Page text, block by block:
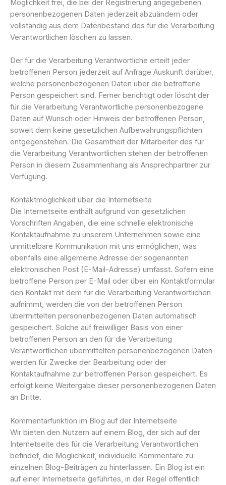
Möglichkeit frei, die bei der Registrierung angegebenen
personenbezogenen Daten jederzeit abzuändern oder
vollständig aus dem Datenbestand des für die Verarbeitung
Verantwortlichen löschen zu lassen.
Der für die Verarbeitung Verantwortliche erteilt jeder
betroffenen Person jederzeit auf Anfrage Auskunft darüber,
welche personenbezogenen Daten über die betroffene
Person gespeichert sind. Ferner berichtigt oder löscht der
für die Verarbeitung Verantwortliche personenbezogene
Daten auf Wunsch oder Hinweis der betroffenen Person,
soweit dem keine gesetzlichen Aufbewahrungspflichten
entgegenstehen. Die Gesamtheit der Mitarbeiter des für
die Verarbeitung Verantwortlichen stehen der betroffenen
Person in diesem Zusammenhang als Ansprechpartner zur
Verfügung.
Kontaktmöglichkeit über die Internetseite
Die Internetseite enthält aufgrund von gesetzlichen
Vorschriften Angaben, die eine schnelle elektronische
Kontaktaufnahme zu unserem Unternehmen sowie eine
unmittelbare Kommunikation mit uns ermöglichen, was
ebenfalls eine allgemeine Adresse der sogenannten
elektronischen Post (E-Mail-Adresse) umfasst. Sofern eine
betroffene Person per E-Mail oder über ein Kontaktformular
den Kontakt mit dem für die Verarbeitung Verantwortlichen
aufnimmt, werden die von der betroffenen Person
übermittelten personenbezogenen Daten automatisch
gespeichert. Solche auf freiwilliger Basis von einer
betroffenen Person an den für die Verarbeitung
Verantwortlichen übermittelten personenbezogenen Daten
werden für Zwecke der Bearbeitung oder der
Kontaktaufnahme zur betroffenen Person gespeichert. Es
erfolgt keine Weitergabe dieser personenbezogenen Daten
an Dritte.
Kommentarfunktion im Blog auf der Internetseite
Wir bieten den Nutzern auf einem Blog, der sich auf der
Internetseite des für die Verarbeitung Verantwortlichen
befindet, die Möglichkeit, individuelle Kommentare zu
einzelnen Blog-Beiträgen zu hinterlassen. Ein Blog ist ein
auf einer Internetseite geführtes, in der Regel öffentlich